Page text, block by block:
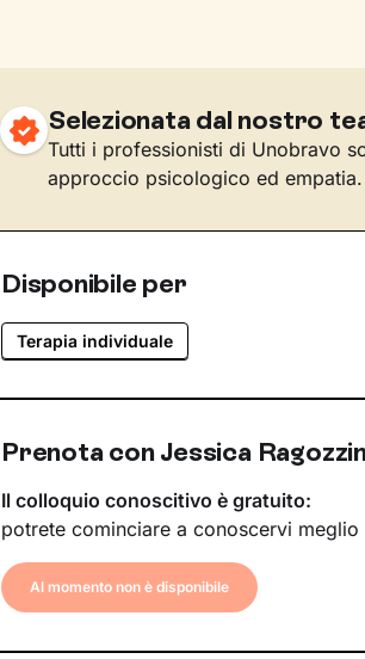
Selezionata dal nostro
Tutti i professionisti di Unobravo
approccio psicologico ed empatia.
Disponibile per
Terapia individuale
Prenota con Jessica
Il colloquio conoscitivo è gratuito:
potrete cominciare a conoscervi
Al momento non è disponibile